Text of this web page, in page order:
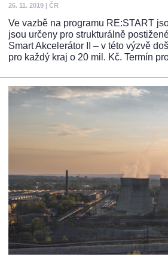
26. 11. 2019 ČR
Ve vazbě na programu RE:START
jsou určeny pro strukturálně
Smart Akcelerátor II – v této výzvě
pro každý kraj o 20 mil. Kč. Termín